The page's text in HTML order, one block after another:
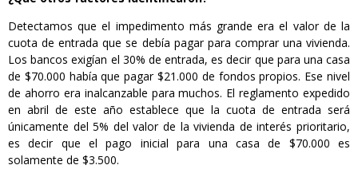
Detectamos que el impedimento más grande era el valor de la
cuota de entrada que se debía pagar para comprar una vivienda.
Los bancos exigían el 30% de entrada, es decir que para una casa
de $70.000 había que pagar $21.000 de fondos propios. Ese nivel
de ahorro era inalcanzable para muchos. El reglamento expedido
en abril de este año establece que la cuota de entrada será
únicamente del 5% del valor de la vivienda de interés prioritario,
es decir que el pago inicial para una casa de $70.000 es
solamente de $3.500.